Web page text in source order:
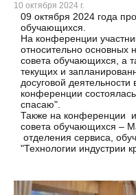
10 октября 2024 г.
09 октября 2024 года
обучающихся.
На конференции
относительно основных
совета обучающихся, а
текущих и
досуговой
конференции
спасаю".
Также на конференции
совета обучающихся –
отделения сервиса,
"Технологии индустрии